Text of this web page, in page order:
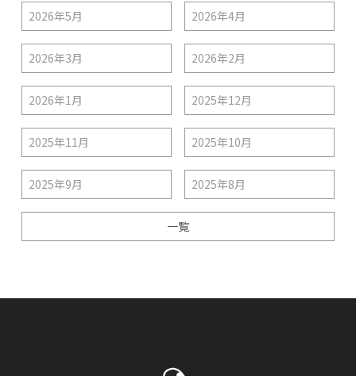
2026年5月 2026年4月
2026年3月 2026年2月
2026年1月 2025年12月
2025年11月 2025年10月
2025年9月 2025年8月
一覧